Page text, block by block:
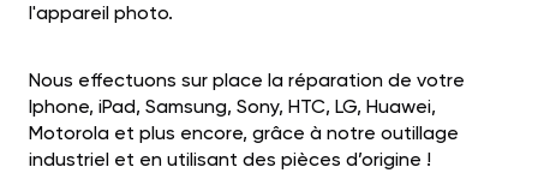
l'appareil photo.
Nous effectuons sur place la réparation de votre
Iphone, iPad, Samsung, Sony, HTC, LG, Huawei,
Motorola et plus encore, grâce à notre outillage
industriel et en utilisant des pièces d’origine !